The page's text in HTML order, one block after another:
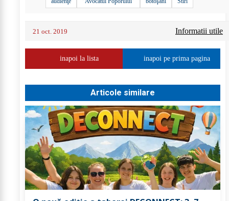
21 oct. 2019 Informatii utile
inapoi la lista inapoi pe prima pagina
Articole similare